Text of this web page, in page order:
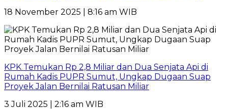
18 November 2025 | 8:16 am WIB
KPK Temukan Rp 2,8 Miliar dan Dua Senjata Api di
Rumah Kadis PUPR Sumut, Ungkap Dugaan Suap
Proyek Jalan Bernilai Ratusan Miliar
3 Juli 2025 | 2:16 am WIB